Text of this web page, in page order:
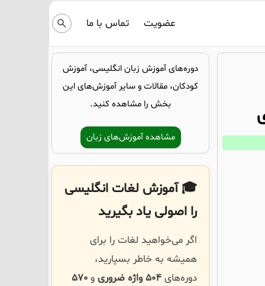
عضویت تماس با ما
دوره‌های آموزش زبان انگلیسی، آموزش
کودکان، مقالات و سایر آموزش‌های این
بخش را مشاهده کنید.
مشاهده آموزش‌های زبان
🎓 آموزش لغات انگلیسی
را اصولی یاد بگیرید
اگر می‌خواهید لغات را برای
همیشه به خاطر بسپارید،
دوره‌های 504 واژه ضروری و 570